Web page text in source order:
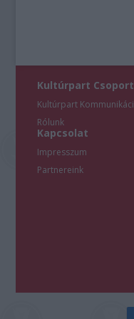
Kultúrpart Csoport
Kultúrpart
Rólunk
Kapcsolat
Impresszum
Partnereink